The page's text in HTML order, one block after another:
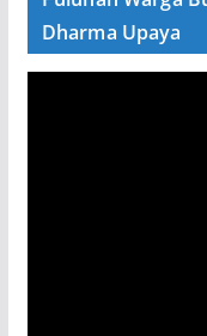
Dharma Upaya